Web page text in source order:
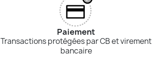
Paiement
Transactions protégées par CB et virement
bancaire